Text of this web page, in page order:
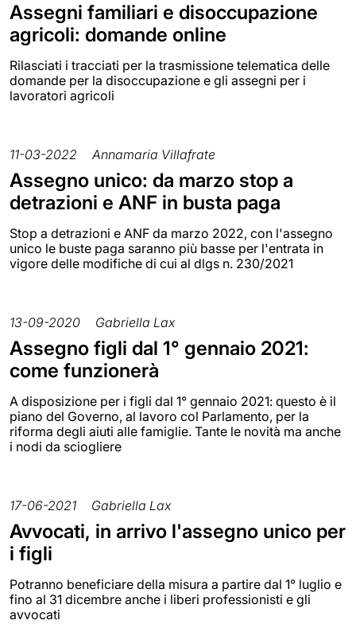
Assegni familiari e disoccupazione
agricoli: domande online
Rilasciati i tracciati per la trasmissione telematica delle
domande per la disoccupazione e gli assegni per i
lavoratori agricoli
11-03-2022 Annamaria Villafrate
Assegno unico: da marzo stop a
detrazioni e ANF in busta paga
Stop a detrazioni e ANF da marzo 2022, con l'assegno
unico le buste paga saranno più basse per l'entrata in
vigore delle modifiche di cui al dlgs n. 230/2021
13-09-2020 Gabriella Lax
Assegno figli dal 1° gennaio 2021:
come funzionerà
A disposizione per i figli dal 1° gennaio 2021: questo è il
piano del Governo, al lavoro col Parlamento, per la
riforma degli aiuti alle famiglie. Tante le novità ma anche
i nodi da sciogliere
17-06-2021 Gabriella Lax
Avvocati, in arrivo l'assegno unico per
i figli
Potranno beneficiare della misura a partire dal 1° luglio e
fino al 31 dicembre anche i liberi professionisti e gli
avvocati